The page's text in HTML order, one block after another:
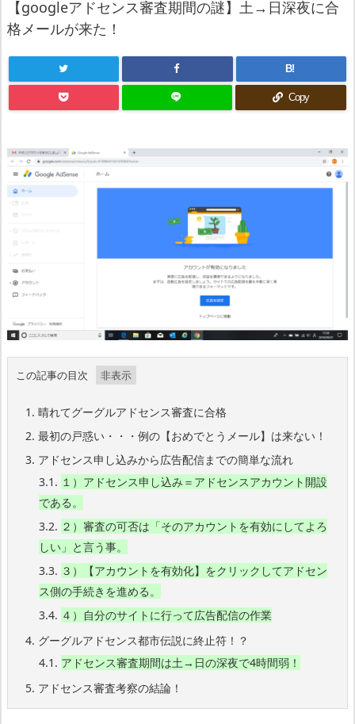
【googleアドセンス審査期間の謎】土→日深夜に合
格メールが来た！
B!
Copy
この記事の目次
1. 晴れてグーグルアドセンス審査に合格
2. 最初の戸惑い・・・例の【おめでとうメール】は来ない！
3. アドセンス申し込みから広告配信までの簡単な流れ
3.1. １）アドセンス申し込み＝アドセンスアカウント開設
である。
3.2. ２）審査の可否は「そのアカウントを有効にしてよろ
しい」と言う事。
3.3. ３）【アカウントを有効化】をクリックしてアドセン
ス側の手続きを進める。
3.4. ４）自分のサイトに行って広告配信の作業
4. グーグルアドセンス都市伝説に終止符！？
4.1. アドセンス審査期間は土→日の深夜で4時間弱！
5. アドセンス審査考察の結論！